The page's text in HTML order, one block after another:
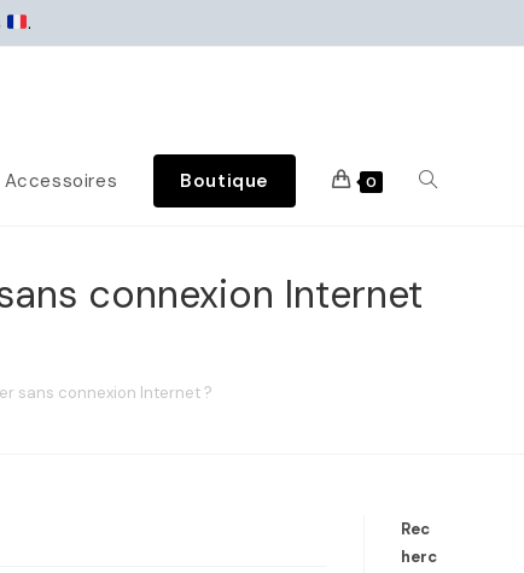
.
Accessoires Boutique 0
connexion Internet
sans connexion Internet ?
Rec
herc